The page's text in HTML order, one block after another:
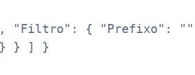
"Filtro": { "Prefixo":
} } ] }